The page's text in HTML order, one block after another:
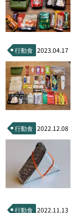
行動食 2023.04.17
行動食 2022.12.08
行動食 2022.11.13